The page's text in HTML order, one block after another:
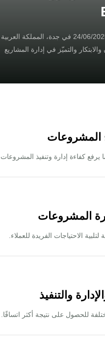
تم توقيع مذكرة تفاهم بتاريخ 24/06/2025 في جدة، المملكة العربية
في إدارة المشاريع
إدارة وتنفيذ المشروعات.
الفريدة للعملاء.
على نتيجة أكثر اتساقًا.